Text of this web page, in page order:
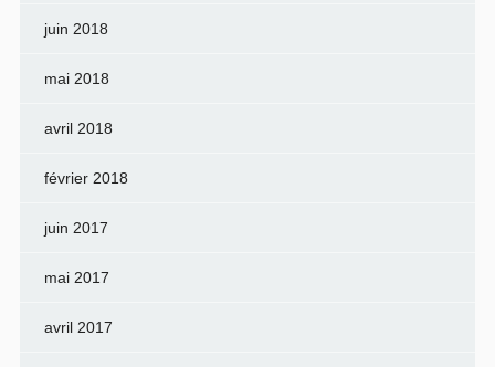
juin 2018
mai 2018
avril 2018
février 2018
juin 2017
mai 2017
avril 2017